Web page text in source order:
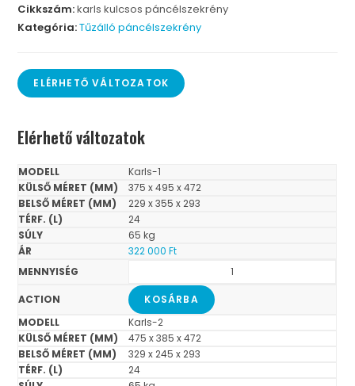
Cikkszám:karls kulcsos páncélszekrény
Kategória:Tűzálló páncélszekrény
ELÉRHETŐ VÁLTOZATOK
Elérhető változatok
Karls-1
375 x 495 x 472
229 x 355 x 293
24
65 kg
322 000Ft
KOSÁRBA
Karls-2
475 x 385 x 472
329 x 245 x 293
24